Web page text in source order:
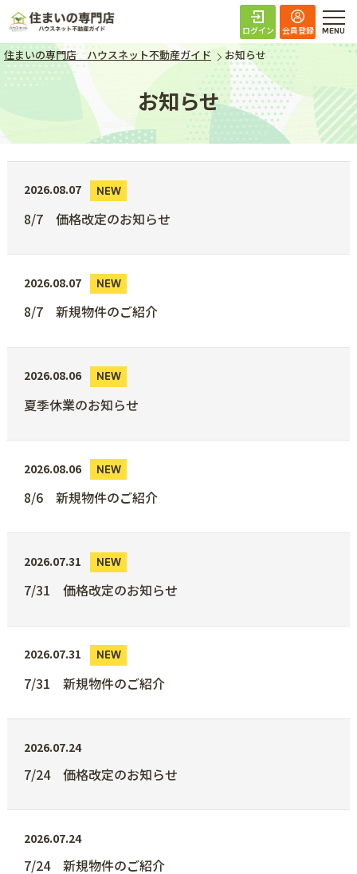
住まいの専門店 ハ
ログイン 会員登録
住まいの専門店 ハウスネット不動産ガイド お知らせ
お知らせ
2026.08.07 NEW
8/7 価格改定のお知らせ
2026.08.07 NEW
8/7 新規物件のご紹介
2026.08.06 NEW
夏季休業のお知らせ
2026.08.06 NEW
8/6 新規物件のご紹介
2026.07.31 NEW
7/31 価格改定のお知らせ
2026.07.31 NEW
7/31 新規物件のご紹介
2026.07.24
7/24 価格改定のお知らせ
2026.07.24
7/24 新規物件のご紹介